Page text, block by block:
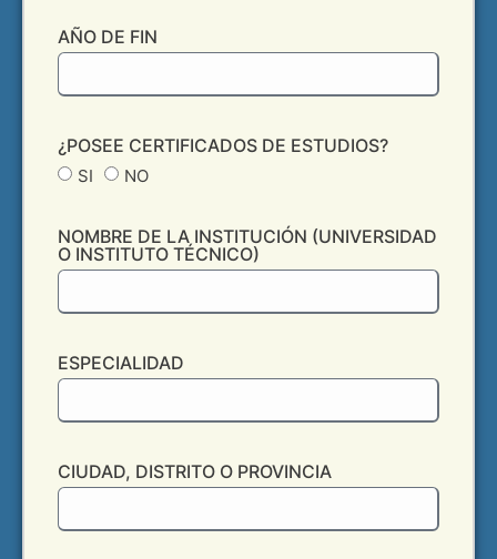
AÑO DE FIN
¿POSEE CERTIFICADOS DE ESTUDIOS?
SI NO
NOMBRE DE LA INSTITUCIÓN (UNIVERSIDAD
O INSTITUTO TÉCNICO)
ESPECIALIDAD
CIUDAD, DISTRITO O PROVINCIA